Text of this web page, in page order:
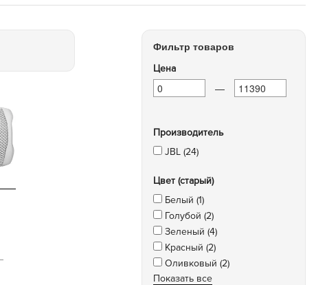
Фильтр товаров
Цена
—
Производитель
JBL (24)
Цвет (старый)
Белый (1)
Голубой (2)
Зеленый (4)
Красный (2)
Оливковый (2)
Показать все